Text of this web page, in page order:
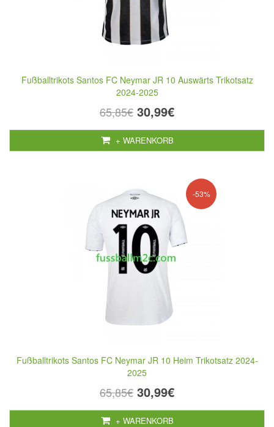
Fußballtrikots Santos FC Neymar JR 10 Auswärts Trikotsatz
2024-2025
65,85€ 30,99€
+ WARENKORB
-53%
Fußballtrikots Santos FC Neymar JR 10 Heim Trikotsatz 2024-
2025
65,85€ 30,99€
+ WARENKORB